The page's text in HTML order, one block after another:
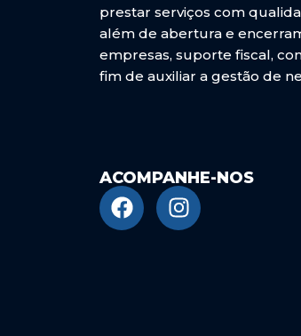
prestar serviços com
além de abertura e
empresas, suporte fiscal,
fim de auxiliar a gestão de
ACOMPANHE-NOS
F
a
I
n